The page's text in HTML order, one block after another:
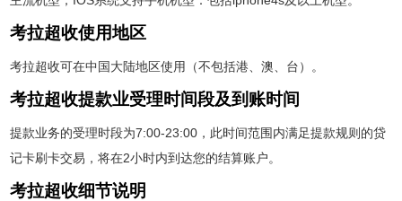
考拉超收使用地区
考拉超收可在中国大陆地区使用（不包括港、澳、台）。
考拉超收提款业受理时间段及到账时间
提款业务的受理时段为7:00-23:00，此时间范围内满足提款规则的贷
记卡刷卡交易，将在2小时内到达您的结算账户。
考拉超收细节说明